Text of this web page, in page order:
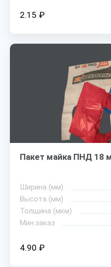
2.15 ₽
Пакет майка ПНД 18
Ширина (мм)
Высота (мм)
Толщина (мкм)
Мин.заказ
4.90 ₽